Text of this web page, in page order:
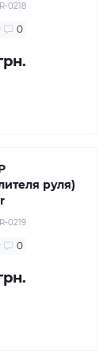
0218
0
руля)
0219
0